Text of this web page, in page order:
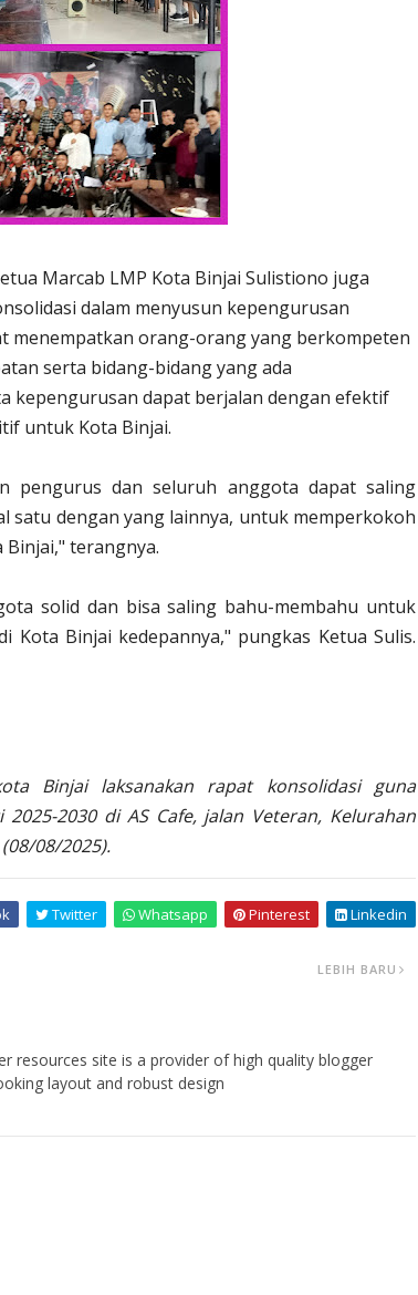
Marcab LMP Kota Binjai Sulistiono juga
dalam menyusun kepengurusan
menempatkan orang-orang yang berkompeten
serta bidang-bidang yang ada
kepengurusan dapat berjalan dengan efektif
untuk Kota Binjai.
pengurus dan seluruh anggota dapat saling
satu dengan yang lainnya, untuk memperkokoh
Binjai," terangnya.
solid dan bisa saling bahu-membahu untuk
Kota Binjai kedepannya," pungkas Ketua Sulis.
Binjai laksanakan rapat konsolidasi guna
2030 di AS Cafe, jalan Veteran, Kelurahan
08/2025).
Twitter Whatsapp Pinterest Linkedin
LEBIH BARU
resources site is a provider of high quality blogger
layout and robust design